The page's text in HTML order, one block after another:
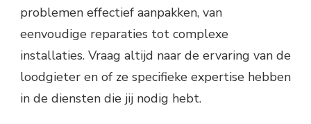
problemen effectief aanpakken, van
eenvoudige reparaties tot complexe
installaties. Vraag altijd naar de ervaring van de
loodgieter en of ze specifieke expertise hebben
in de diensten die jij nodig hebt.